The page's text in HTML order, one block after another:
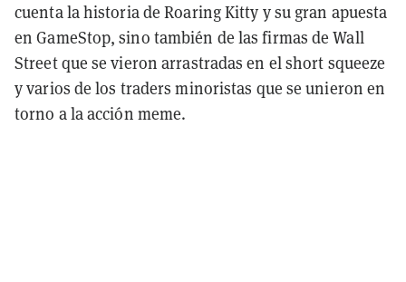
cuenta la historia de Roaring Kitty y su gran apuesta
en GameStop, sino también de las firmas de Wall
Street que se vieron arrastradas en el short squeeze
y varios de los traders minoristas que se unieron en
torno a la acción meme.